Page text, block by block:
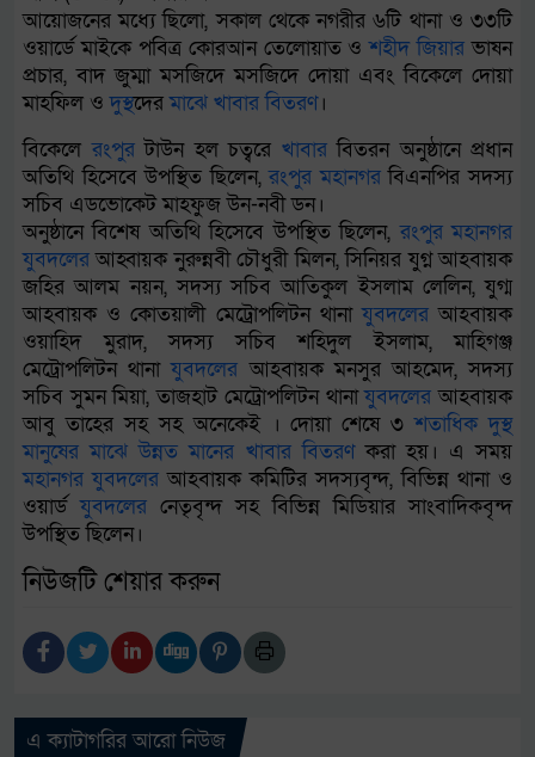
আয়োজনের মধ্যে ছিলো, সকাল থেকে নগরীর ৬টি থানা ও ৩৩টি
ওয়ার্ডে মাইকে পবিত্র কোরআন তেলোয়াত ওশহীদ জিয়ার ভাষন
প্রচার, বাদ জুম্মা মসজিদে মসজিদে দোয়া এবং বিকেলে দোয়া
মাহফিল ওদুস্থদেরমাঝে খাবার বিতরণ।
বিকেলেরংপুরটাউন হল চত্বরে খাবারবিতরন অনুষ্ঠানে প্রধান
অতিথি হিসেবে উপস্থিত ছিলেন,রংপুর মহানগরবিএনপির সদস্য
সচিব এডভোকেট মাহফুজ উন-নবী ডন।
অনুষ্ঠানে বিশেষ অতিথি হিসেবে উপস্থিত ছিলেন,রংপুর মহানগর
যুবদলেরআহ্বায়ক নুরুন্নবী চৌধুরী মিলন, সিনিয়র যুগ্ন আহবায়ক
জহির আলম নয়ন, সদস্য সচিব আতিকুল ইসলাম লেলিন, যুগ্ম
আহবায়ক ও কোতয়ালী মেট্রোপলিটন থানাযুবদলেরআহবায়ক
ওয়াহিদ মুরাদ, সদস্য সচিব শহিদুল ইসলাম, মাহিগঞ্জ
মেট্রোপলিটন থানাযুবদলের আহবায়ক মনসুর আহমেদ, সদস্য
সচিব সুমন মিয়া, তাজহাট মেট্রোপলিটন থানাযুবদলের আহবায়ক
আবু তাহের সহ সহ অনেকেই । দোয়া শেষে ৩শতাধিক দুস্থ
মানুষের মাঝে উন্নত মানের খাবার বিতরণকরা হয়। এ সময়
মহানগর যুবদলের আহবায়ক কমিটির সদস্যবৃন্দ, বিভিন্ন থানা ও
ওয়ার্ডযুবদলের নেতৃবৃন্দ সহ বিভিন্ন মিডিয়ার সাংবাদিকবৃন্দ
উপস্থিত ছিলেন।
নিউজটি শেয়ার করুন
এ ক্যাটাগরির আরো নিউজ